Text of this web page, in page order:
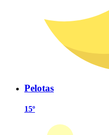
Pelotas
15º